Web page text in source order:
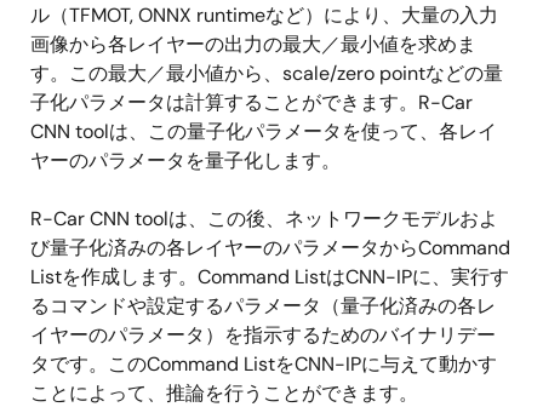
ル（TFMOT, ONNX runtimeなど）により、大量の入力
画像から各レイヤーの出力の最大／最小値を求めま
す。この最大／最小値から、scale/zero pointなどの量
子化パラメータは計算することができます。R-Car
CNN toolは、この量子化パラメータを使って、各レイ
ヤーのパラメータを量子化します。
R-Car CNN toolは、この後、ネットワークモデルおよ
び量子化済みの各レイヤーのパラメータからCommand
Listを作成します。Command ListはCNN-IPに、実行す
るコマンドや設定するパラメータ（量子化済みの各レ
イヤーのパラメータ）を指示するためのバイナリデー
タです。このCommand ListをCNN-IPに与えて動かす
ことによって、推論を行うことができます。